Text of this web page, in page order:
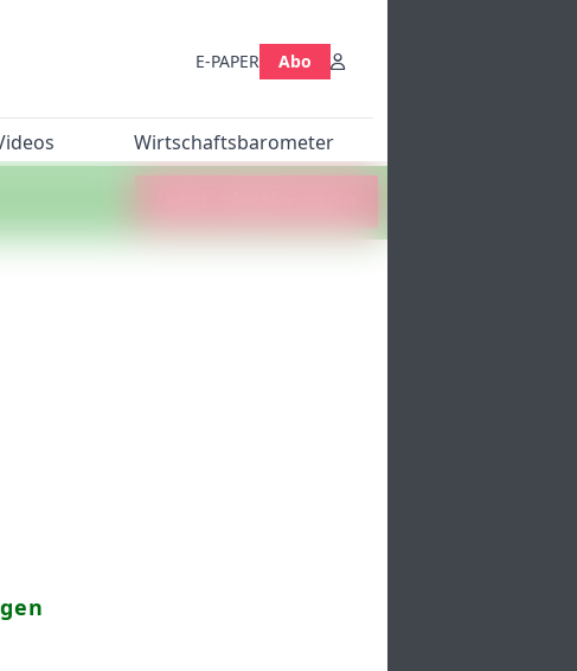
E-PAPER Abo
Wirtschaftsbarometer